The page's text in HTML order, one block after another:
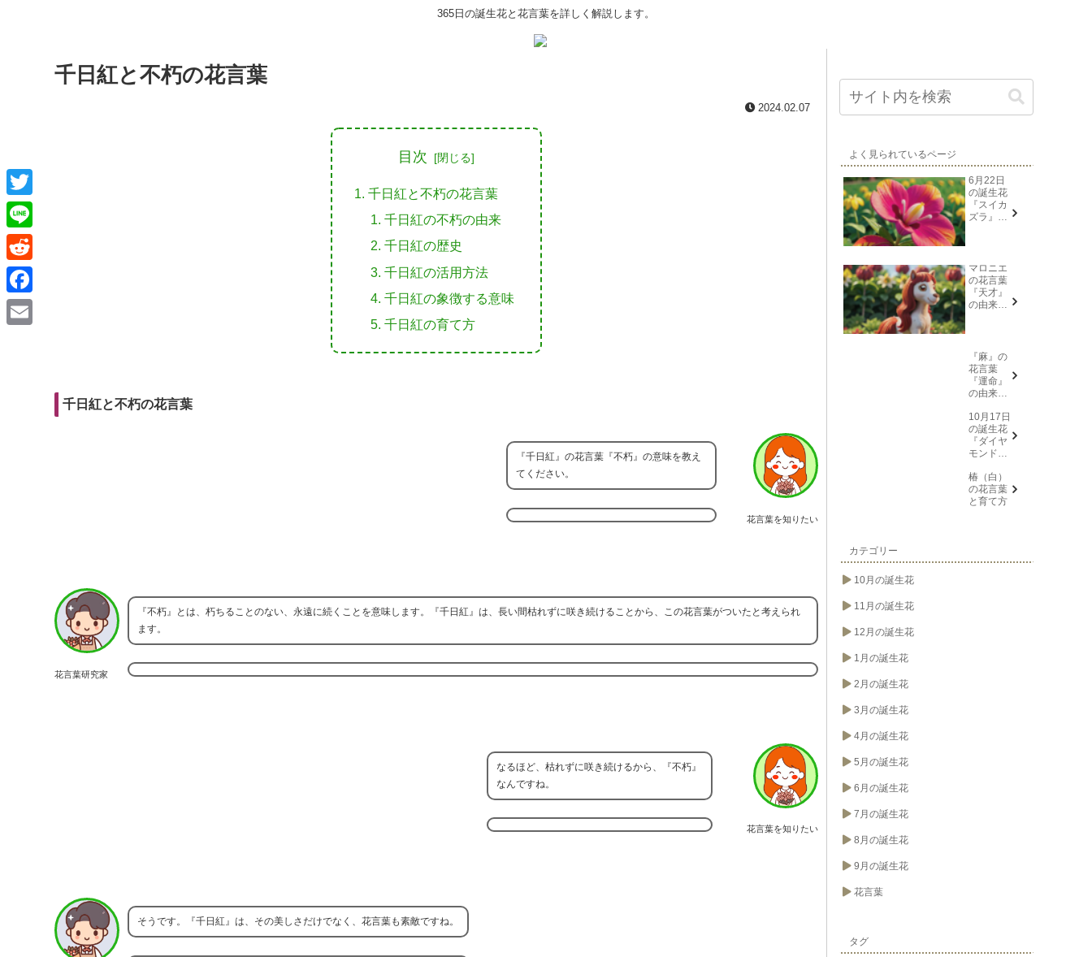
365日の誕生花と花言葉を詳しく解説します。
千日紅と不朽の花言葉
2024.02.07
目次
千日紅と不朽の花言葉
千日紅の不朽の由来
千日紅の歴史
千日紅の活用方法
千日紅の象徴する意味
千日紅の育て方
千日紅と不朽の花言葉
花言葉を知りたい
『千日紅』の花言葉『不朽』の意味を教え
てください。
花言葉研究家
『不朽』とは、朽ちることのない、永遠に続くことを意味します。『千日紅』は、長い間枯れずに咲き続けることから、この花言葉がついたと考えられ
ます。
花言葉を知りたい
なるほど、枯れずに咲き続けるから、『不朽』
なんですね。
そうです。『千日紅』は、その美しさだけでなく、花言葉も素敵ですね。
よく見られているページ
6月22日
の誕生花
『スイカ
ズラ』花
マロニエ
の花言葉
『天才』
の由来と
『麻』の
花言葉
『運命』
の由来と
10月17日
の誕生花
『ダイヤ
モンドリ
葉→また
会う日を
楽しみ
椿（白）
の花言葉
と育て方
カテゴリー
10月の誕生花
11月の誕生花
12月の誕生花
1月の誕生花
2月の誕生花
3月の誕生花
4月の誕生花
5月の誕生花
6月の誕生花
7月の誕生花
8月の誕生花
9月の誕生花
花言葉
タグ
T
w
i
t
L
i
n
e
R
e
d
F